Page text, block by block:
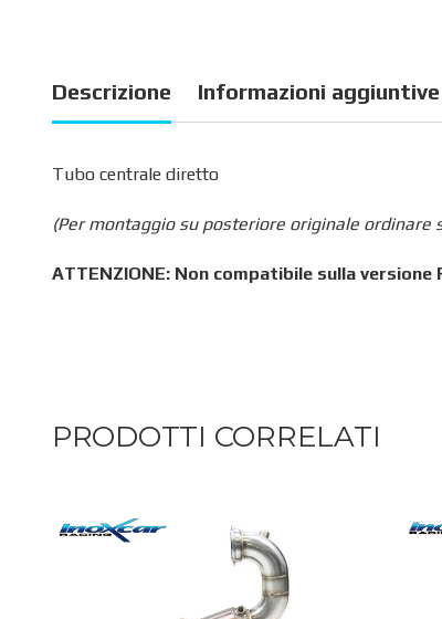
Descrizione Informazioni aggiuntive
Tubo centrale diretto
(Per montaggio su posteriore originale ordinare
ATTENZIONE: Non compatibile sulla versione
PRODOTTI CORRELATI